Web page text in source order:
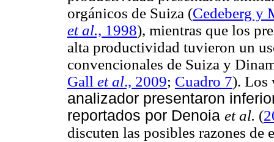
orgánicos de Suiza (Cedeberg y
et al., 1998), mientras que los
alta productividad tuvieron un
convencionales de Suiza y
Gall et al., 2009; Cuadro 7). Los
analizador presentaron
reportados por Denoia et al. (
discuten las posibles razones de